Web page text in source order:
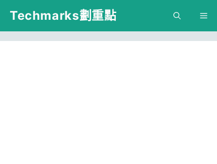
跳
主
Techmarks劃重點